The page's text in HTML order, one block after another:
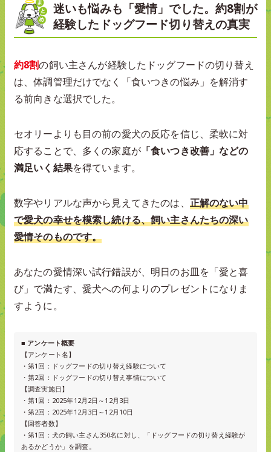
迷いも悩みも「愛情」でした。約8割が
経験したドッグフード切り替えの真実
約8割の飼い主さんが経験したドッグフードの切り替え
は、体調管理だけでなく「食いつきの悩み」を解消す
る前向きな選択でした。
セオリーよりも目の前の愛犬の反応を信じ、柔軟に対
応することで、多くの家庭が「食いつき改善」などの
満足いく結果を得ています。
数字やリアルな声から見えてきたのは、 正解のない中
で愛犬の幸せを模索し続ける、飼い主さんたちの深い
愛情そのものです。
あなたの愛情深い試行錯誤が、明日のお皿を「愛と喜
び」で満たす、愛犬への何よりのプレゼントになりま
すように。
■ アンケート概要
【アンケート名】
・第1回：ドッグフードの切り替え経験について
・第2回：ドッグフードの切り替え事情について
【調査実施日】
・第1回：2025年12月2日～12月3日
・第2回：2025年12月3日～12月10日
【回答者数】
・第1回：犬の飼い主さん350名に対し、「ドッグフードの切り替え経験が
あるかどうか」を調査。